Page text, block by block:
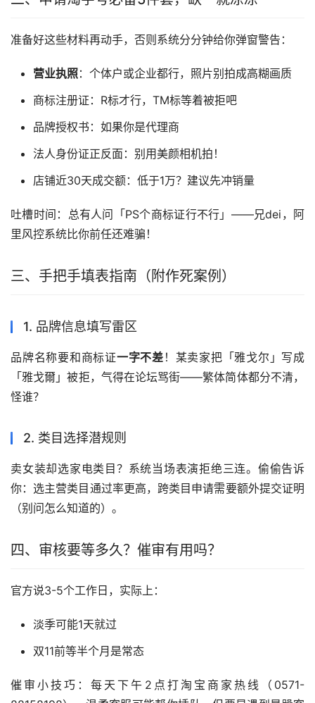
准备好这些材料再动手，否则系统分分钟给你弹窗警告：
营业执照：个体户或企业都行，照片别拍成高糊画质
商标注册证：R标才行，TM标等着被拒吧
品牌授权书：如果你是代理商
法人身份证正反面：别用美颜相机拍！
店铺近30天成交额：低于1万？建议先冲销量
吐槽时间：总有人问「PS个商标证行不行」——兄dei，阿
里风控系统比你前任还难骗！
三、手把手填表指南（附作死案例）
1. 品牌信息填写雷区
品牌名称要和商标证一字不差 ！某卖家把「雅戈尔」写成
「雅戈爾」被拒，气得在论坛骂街——繁体简体都分不清，
怪谁？
2. 类目选择潜规则
卖女装却选家电类目？系统当场表演拒绝三连。偷偷告诉
你：选主营类目通过率更高，跨类目申请需要额外提交证明
（别问怎么知道的）。
四、审核要等多久？催审有用吗？
官方说3-5个工作日，实际上：
淡季可能1天就过
双11前等半个月是常态
催审小技巧：每天下午2点打淘宝商家热线（0571-